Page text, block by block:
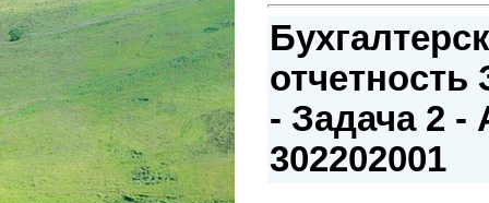
- Задача 2 -
302202001